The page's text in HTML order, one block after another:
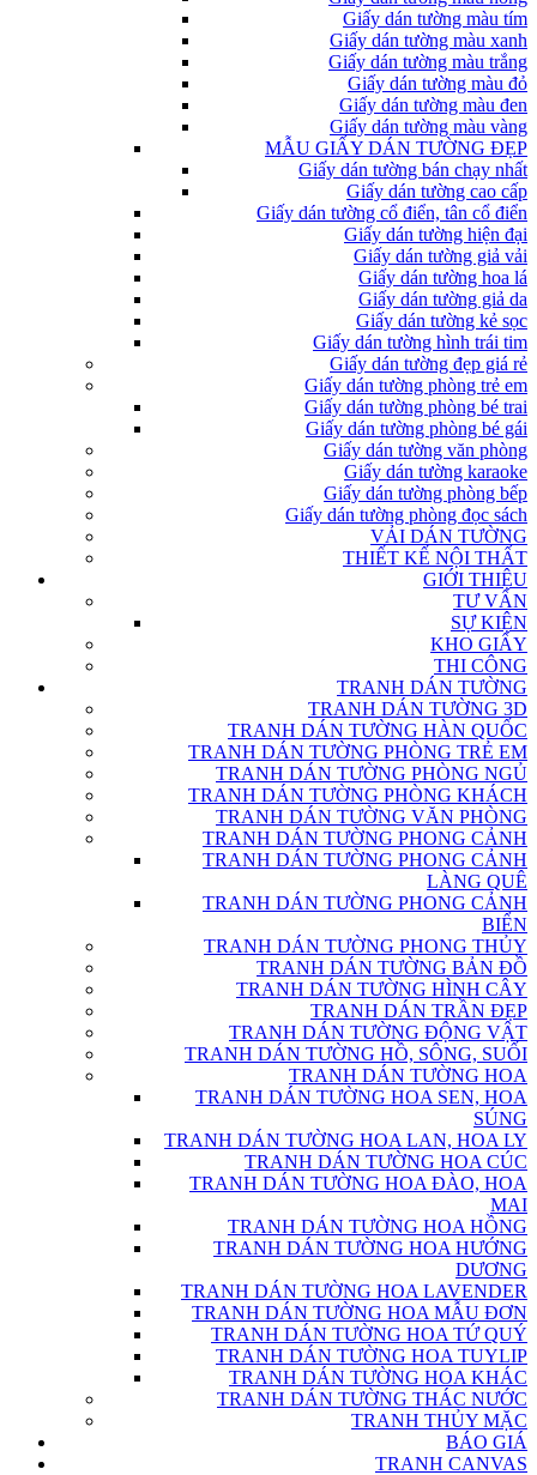
Giấy dán tường màu tím
Giấy dán tường màu xanh
Giấy dán tường màu trắng
Giấy dán tường màu đỏ
Giấy dán tường màu đen
Giấy dán tường màu vàng
MẪU GIẤY DÁN TƯỜNG ĐẸP
Giấy dán tường bán chạy nhất
Giấy dán tường cao cấp
Giấy dán tường cổ điển, tân cổ điển
Giấy dán tường hiện đại
Giấy dán tường giả vải
Giấy dán tường hoa lá
Giấy dán tường giả da
Giấy dán tường kẻ sọc
Giấy dán tường hình trái tim
Giấy dán tường đẹp giá rẻ
Giấy dán tường phòng trẻ em
Giấy dán tường phòng bé trai
Giấy dán tường phòng bé gái
Giấy dán tường văn phòng
Giấy dán tường karaoke
Giấy dán tường phòng bếp
Giấy dán tường phòng đọc sách
VẢI DÁN TƯỜNG
THIẾT KẾ NỘI THẤT
GIỚI THIỆU
TƯ VẤN
SỰ KIỆN
KHO GIẤY
THI CÔNG
TRANH DÁN TƯỜNG
TRANH DÁN TƯỜNG 3D
TRANH DÁN TƯỜNG HÀN QUỐC
TRANH DÁN TƯỜNG PHÒNG TRẺ EM
TRANH DÁN TƯỜNG PHÒNG NGỦ
TRANH DÁN TƯỜNG PHÒNG KHÁCH
TRANH DÁN TƯỜNG VĂN PHÒNG
TRANH DÁN TƯỜNG PHONG CẢNH
TRANH DÁN TƯỜNG PHONG CẢNH
LÀNG QUÊ
TRANH DÁN TƯỜNG PHONG CẢNH
BIỂN
TRANH DÁN TƯỜNG PHONG THỦY
TRANH DÁN TƯỜNG BẢN ĐỒ
TRANH DÁN TƯỜNG HÌNH CÂY
TRANH DÁN TRẦN ĐẸP
TRANH DÁN TƯỜNG ĐỘNG VẬT
TRANH DÁN TƯỜNG HỒ, SÔNG, SUỐI
TRANH DÁN TƯỜNG HOA
TRANH DÁN TƯỜNG HOA SEN, HOA
SÚNG
TRANH DÁN TƯỜNG HOA LAN, HOA LY
TRANH DÁN TƯỜNG HOA CÚC
TRANH DÁN TƯỜNG HOA ĐÀO, HOA
MAI
TRANH DÁN TƯỜNG HOA HỒNG
TRANH DÁN TƯỜNG HOA HƯỚNG
DƯƠNG
TRANH DÁN TƯỜNG HOA LAVENDER
TRANH DÁN TƯỜNG HOA MẪU ĐƠN
TRANH DÁN TƯỜNG HOA TỨ QUÝ
TRANH DÁN TƯỜNG HOA TUYLIP
TRANH DÁN TƯỜNG HOA KHÁC
TRANH DÁN TƯỜNG THÁC NƯỚC
TRANH THỦY MẶC
BÁO GIÁ
TRANH CANVAS